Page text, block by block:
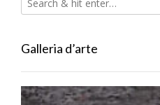
Galleria d’arte